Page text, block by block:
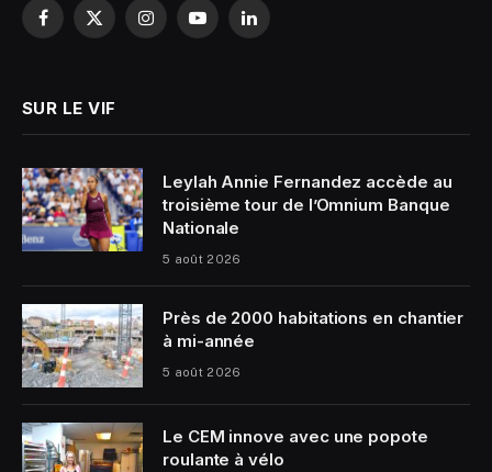
Facebook
X
InstagramYouTubeLinkedIn
SUR LE VIF
Leylah Annie Fernandez accède au
troisième tour de l’Omnium Banque
Nationale
5 août 2026
Près de 2000 habitations en chantier
à mi-année
5 août 2026
Le CEM innove avec une popote
roulante à vélo